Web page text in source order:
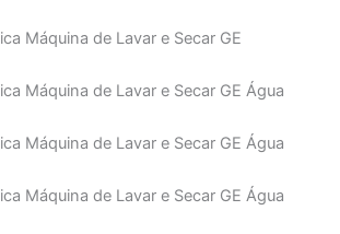
Máquina de Lavar e Secar GE
Máquina de Lavar e Secar GE Água
Máquina de Lavar e Secar GE Água
Máquina de Lavar e Secar GE Água